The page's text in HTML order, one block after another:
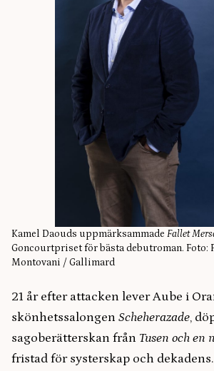
Kamel Daouds uppmärksammade Fallet
Goncourtpriset för bästa debutroman. Foto:
Montovani / Gallimard
21 år efter attacken lever Aube i
skönhetssalongen Scheherazade,
sagoberätterskan från Tusen och en
fristad för systerskap och